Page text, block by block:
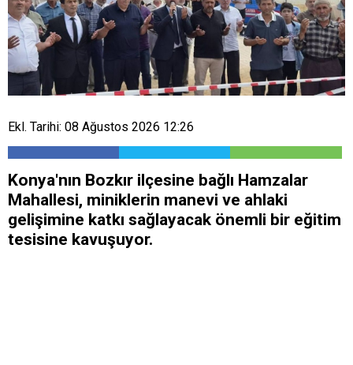
Ekl. Tarihi: 08 Ağustos 2026 12:26
Konya'nın Bozkır ilçesine bağlı Hamzalar
Mahallesi, miniklerin manevi ve ahlaki
gelişimine katkı sağlayacak önemli bir eğitim
tesisine kavuşuyor.